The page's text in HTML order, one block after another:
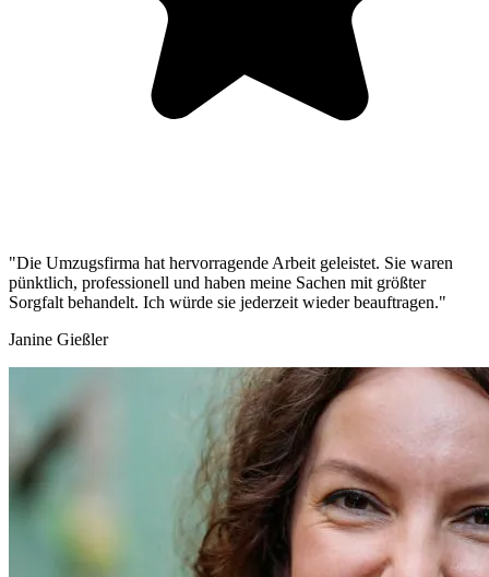
"Die Umzugsfirma hat hervorragende Arbeit geleistet. Sie waren
pünktlich, professionell und haben meine Sachen mit größter
Sorgfalt behandelt. Ich würde sie jederzeit wieder beauftragen."
Janine Gießler